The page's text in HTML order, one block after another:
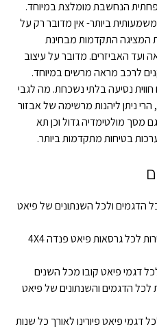
הנחשבת מומלצת במיוחד.
ביותר- אין מדובר רק על
המציגה התקדמות מבחינת
ועד האביזרים. מדובר על עיצוב
לרכב מראה מרשים במיוחד.
נסיעה בלתי נשכחת. מה לגבי
ניתן ליהנות מרשימה של אבזור
מסך מולטימדיה גדול וכן תא
בטיחות מתקדמות ביותר.
הדגמים ולכל השנתונים של פיאט
פיאט פנדה 4X4- טיפול ושירות לכל גרסאות פיאט פנדה 4X4
דגמי פיאט קובו מכל השנים
לכל הדגמים והשנתונים של פיאט
דגמי פיאט פיורינו לאורך כל שנות